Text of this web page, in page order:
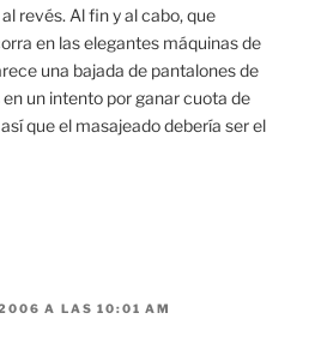
revés. Al fin y al cabo, que
en las elegantes máquinas de
una bajada de pantalones de
un intento por ganar cuota de
que el masajeado debería ser el
A LAS 10:01 AM